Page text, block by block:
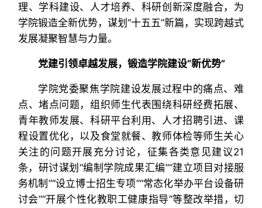
理、学科建设、人才培养、科研创新深度融合，为
学院锻造全新优势，谋划“十五五”新篇，实现跨越式
发展凝聚智慧与力量。
党建引领卓越发展， 锻造学院建设“新优势”
学院党委聚焦学院建设发展过程中的痛点、难
点、堵点问题，组织师生代表围绕科研经费拓展、
青年教师发展、科研平台利用、人才招聘引进、课
程设置优化，以及食堂就餐、教师体检等师生关心
关注的问题开展充分讨论，征集各类意见建议21
条，研讨谋划“编制学院成果汇编”“建立项目对接服
务机制”“设立博士招生专项”“常态化举办平台设备研
讨会”“开展个性化教职工健康指导”等整改举措，切